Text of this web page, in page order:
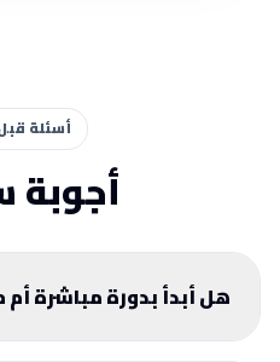
أسئلة
هل أبدأ بدورة مباشرة